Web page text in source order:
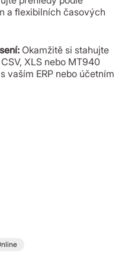
a flexibilních časových
Okamžitě si stahujte
XLS nebo MT940
vaším ERP nebo účetním